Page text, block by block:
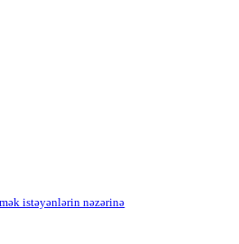
istəyənlərin nəzərinə